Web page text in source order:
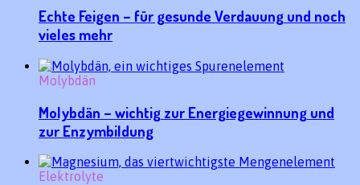
Echte Feigen – für gesunde Verdauung und noch
vieles mehr
Molybdän
Molybdän – wichtig zur Energiegewinnung und
zur Enzymbildung
Elektrolyte